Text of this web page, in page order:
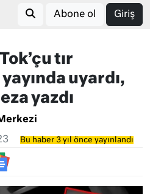
Abone ol Giriş
tır
uyardı,
yazdı
Bu haber 3 yıl önce yayınlandı